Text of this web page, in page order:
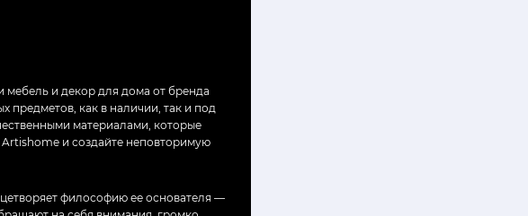
и декор для дома от бренда
предметов, как в наличии, так и под
материалами, которые
и создайте неповторимую
философию ее основателя —